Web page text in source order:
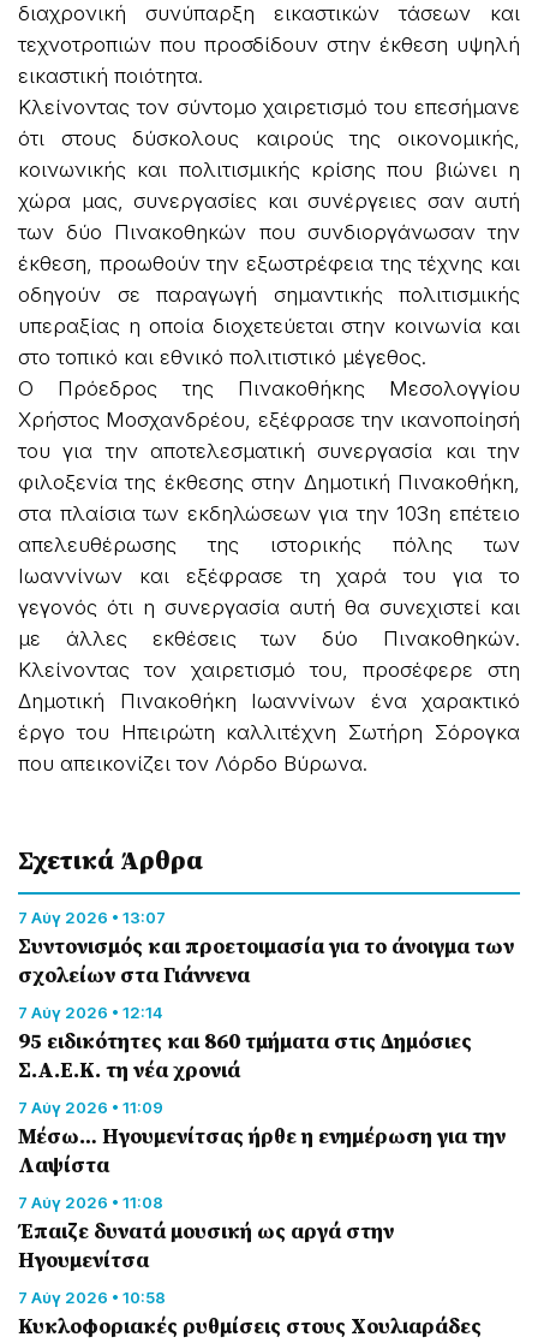
διαχρονική συνύπαρξη εικαστικών τάσεων και
τεχνοτροπιών που προσδίδουν στην έκθεση υψηλή
εικαστική ποιότητα.
Κλείνοντας τον σύντομο χαιρετισμό του επεσήμανε
ότι στους δύσκολους καιρούς της οικονομικής,
κοινωνικής και πολιτισμικής κρίσης που βιώνει η
χώρα μας, συνεργασίες και συνέργειες σαν αυτή
των δύο Πινακοθηκών που συνδιοργάνωσαν την
έκθεση, προωθούν την εξωστρέφεια της τέχνης και
οδηγούν σε παραγωγή σημαντικής πολιτισμικής
υπεραξίας η οποία διοχετεύεται στην κοινωνία και
στο τοπικό και εθνικό πολιτιστικό μέγεθος.
Ο Πρόεδρος της Πινακοθήκης Μεσολογγίου
Χρήστος Μοσχανδρέου, εξέφρασε την ικανοποίησή
του για την αποτελεσματική συνεργασία και την
φιλοξενία της έκθεσης στην Δημοτική Πινακοθήκη,
στα πλαίσια των εκδηλώσεων για την 103η επέτειο
απελευθέρωσης της ιστορικής πόλης των
Ιωαννίνων και εξέφρασε τη χαρά του για το
γεγονός ότι η συνεργασία αυτή θα συνεχιστεί και
με άλλες εκθέσεις των δύο Πινακοθηκών.
Κλείνοντας τον χαιρετισμό του, προσέφερε στη
Δημοτική Πινακοθήκη Ιωαννίνων ένα χαρακτικό
έργο του Ηπειρώτη καλλιτέχνη Σωτήρη Σόρογκα
που απεικονίζει τον Λόρδο Βύρωνα.
Σχετικά Άρθρα
7 Αύγ 2026 • 13:07
Συντονισμός και προετοιμασία για το άνοιγμα των
σχολείων στα Γιάννενα
7 Αύγ 2026 • 12:14
95 ειδικότητες και 860 τμήματα στις Δημόσιες
Σ.Α.Ε.Κ. τη νέα χρονιά
7 Αύγ 2026 • 11:09
Μέσω… Ηγουμενίτσας ήρθε η ενημέρωση για την
Λαψίστα
7 Αύγ 2026 • 11:08
Έπαιζε δυνατά μουσική ως αργά στην
Ηγουμενίτσα
7 Αύγ 2026 • 10:58
Κυκλοφοριακές ρυθμίσεις στους Χουλιαράδες